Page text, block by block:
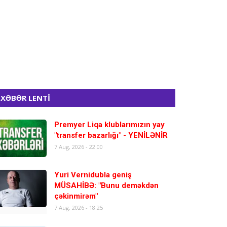
XƏBƏR LENTİ
Premyer Liqa klublarımızın yay
"transfer bazarlığı" - YENİLƏNİR
7 Aug, 2026 - 22:00
Yuri Vernidubla geniş
MÜSAHİBƏ: "Bunu deməkdən
çəkinmirəm"
7 Aug, 2026 - 18:25